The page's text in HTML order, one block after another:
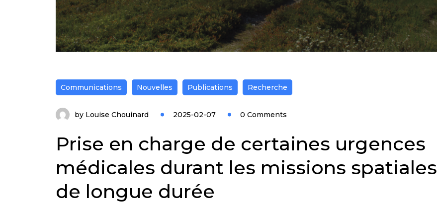
Communications Nouvelles Publications Recherche
by Louise Chouinard 2025-02-07 0 Comments
Prise en charge de certaines urgences
médicales durant les missions spatiales
de longue durée